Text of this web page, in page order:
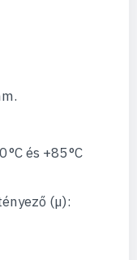
és +85 °C
(µ):